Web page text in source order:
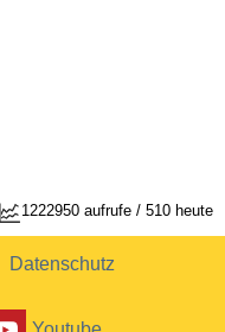
2
1222950 aufrufe / 510 heute
Datenschutz